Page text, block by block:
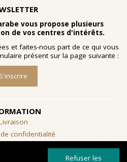
vous propose plusieurs
de vos centres d'intérêts.
et faites-nous part de ce qui vous
présent sur la page suivante :
S'inscrire
confidentialité
Refuser les